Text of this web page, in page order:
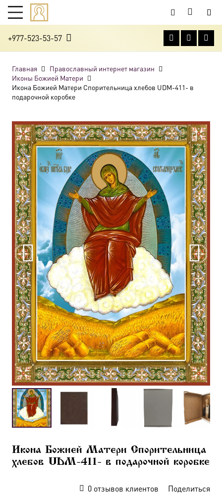
+977-523-53-57
Главная
Православный интернет магазин
Иконы Божией Матери
Икона Божией Матери Спорительница хлебов UDM-411- в
подарочной коробке
Икона Божией Матери Спорительница
хлебов UDM-411- в подарочной коробке
0отзывов клиентов Поделиться